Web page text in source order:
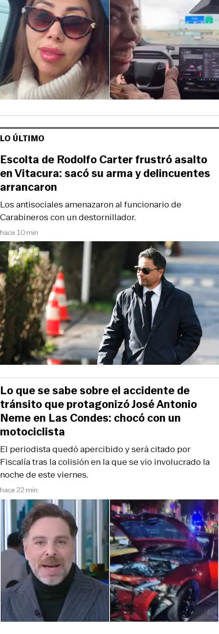
LO ÚLTIMO
hace 10 min
Los antisociales amenazaron al funcionario de
Carabineros con un destornillador.
Escolta de Rodolfo Carter frustró asalto
en Vitacura: sacó su arma y delincuentes
arrancaron
hace 22 min
El periodista quedó apercibido y será citado por
Fiscalía tras la colisión en la que se vio involucrado la
noche de este viernes.
Lo que se sabe sobre el accidente de
tránsito que protagonizó José Antonio
Neme en Las Condes: chocó con un
motociclista